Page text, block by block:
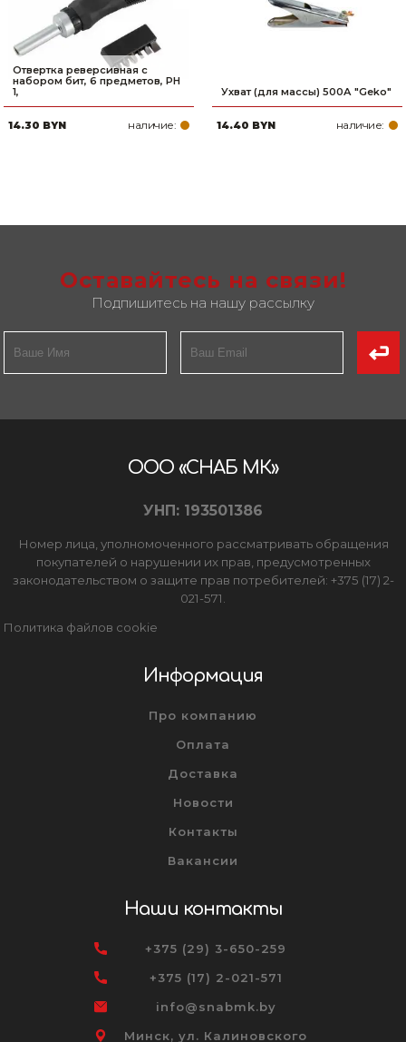
Отвертка реверсивная с
набором бит, 6 предметов, PH
1,
14.30 BYN наличие:
Ухват (для массы) 500А "Geko"
14.40 BYN наличие:
Оставайтесь на связи!
Подпишитесь на нашу рассылку
ООО «СНАБ МК»
УНП: 193501386
Номер лица, уполномоченного рассматривать обращения
покупателей о нарушении их прав, предусмотренных
законодательством о защите прав потребителей: +375 (17) 2-
021-571.
Политика файлов cookie
Информация
Про компанию
Оплата
Доставка
Новости
Контакты
Вакансии
Наши контакты
+375 (29) 3-650-259
+375 (17) 2-021-571
info@snabmk.by
Минск, ул. Калиновского